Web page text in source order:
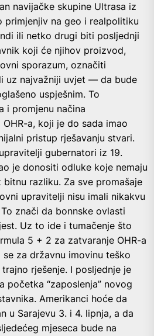
navijačke skupine Ultrasa iz
primjenjiv na geo i realpolitiku
ili netko drugi biti posljednji
koji će njihov proizvod,
sporazum, označiti
uz najvažniji uvjet — da bude
uspješnim. To
i promjenu načina
a, koji je do sada imao
pristup rješavanju stvari.
gubernatori iz 19.
je donositi odluke koje nemaju
bitnu razliku. Za sve promašaje
upravitelji nisu imali nikakvu
znači da bonnske ovlasti
Uz to ide i tumačenje što
5 + 2 za zatvaranje OHR-a
se za državnu imovinu teško
rješenje. I posljednje je
početka “zaposlenja” novog
Amerikanci hoće da
u Sarajevu 3. i 4. lipnja, a da
mjeseca bude na